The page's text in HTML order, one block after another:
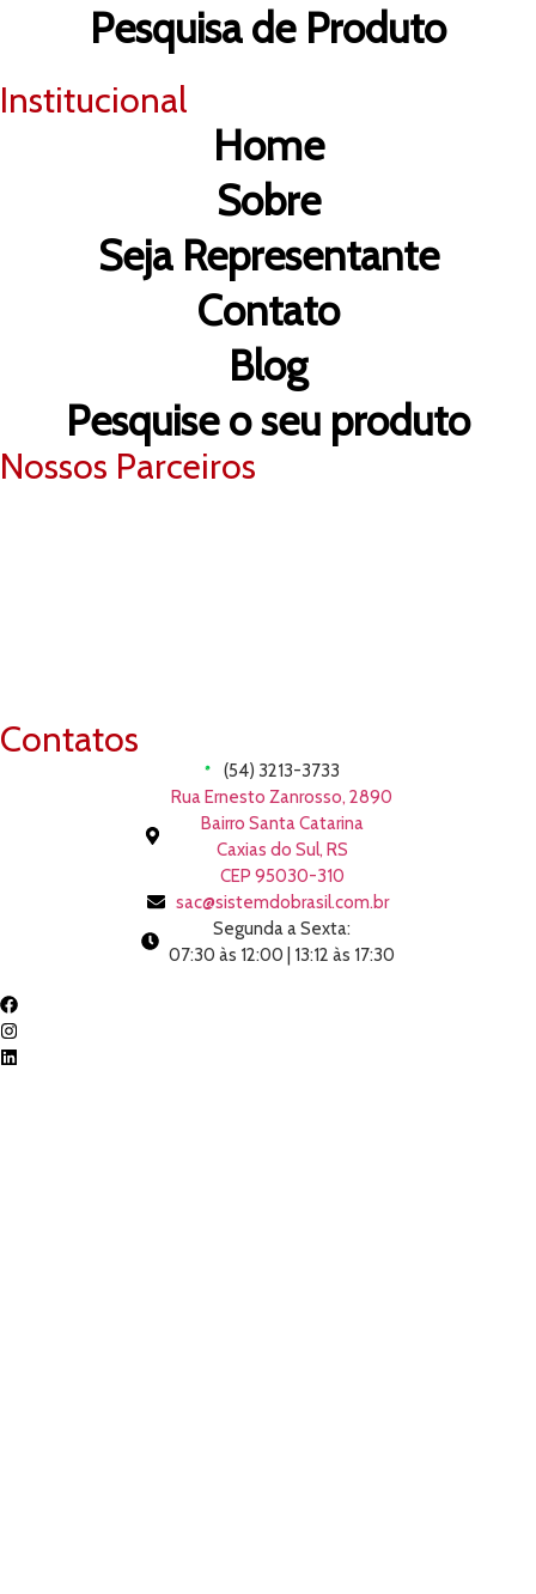
Pesquisa de Produto
Institucional
Home
Sobre
Seja Representante
Contato
Blog
Pesquise o seu produto
Nossos Parceiros
Contatos
(54) 3213-3733
Rua Ernesto Zanrosso, 2890
Bairro Santa Catarina
Caxias do Sul, RS
CEP 95030-310
sac@sistemdobrasil.com.br
Segunda a Sexta:
07:30 às 12:00 | 13:12 às 17:30